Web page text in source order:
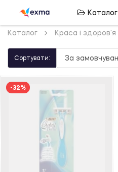
Каталог
Каталог Краса і здоров'я
Сортувати:
-32%